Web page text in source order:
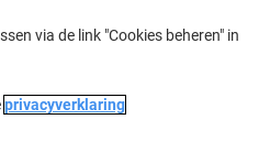
via de link "Cookies beheren" in
privacyverklaring